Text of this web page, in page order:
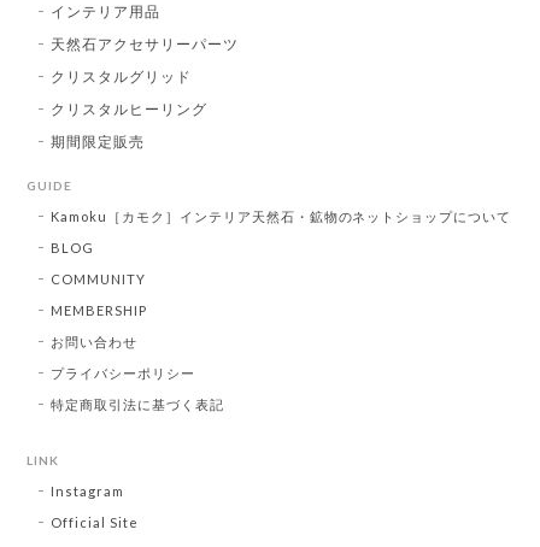
インテリア用品
天然石アクセサリーパーツ
クリスタルグリッド
クリスタルヒーリング
期間限定販売
GUIDE
Kamoku［カモク］インテリア天然石・鉱物のネットショップについて
BLOG
COMMUNITY
MEMBERSHIP
お問い合わせ
プライバシーポリシー
特定商取引法に基づく表記
LINK
Instagram
Official Site